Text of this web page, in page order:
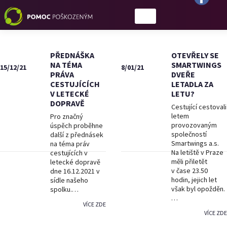
15/12/21
PŘEDNÁŠKA
NA TÉMA
PRÁVA
CESTUJÍCÍCH
V LETECKÉ
DOPRAVĚ
Pro značný
úspěch proběhne
další z přednásek
na téma práv
cestujících v
letecké dopravě
dne 16.12.2021 v
sídle našeho
spolku.…
VÍCE ZDE
8/01/21
OTEVŘELY SE
SMARTWINGS
DVEŘE
LETADLA ZA
LETU?
Cestující cestovali
letem
provozovaným
společností
Smartwings a.s.
Na letiště v Praze
měli přiletět
v čase 23.50
hodin, jejich let
však byl opožděn.
…
VÍCE ZDE